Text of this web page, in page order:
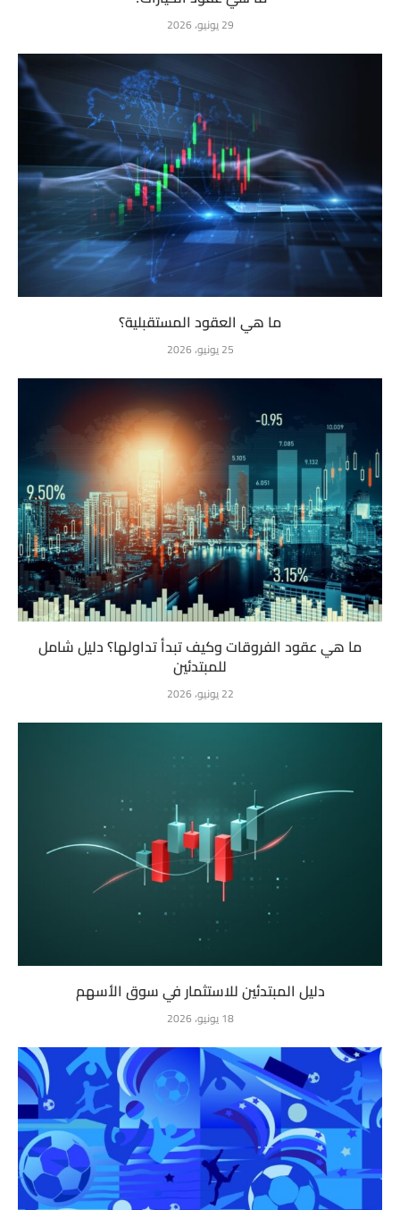
29 يونيو، 2026
ما هي العقود المستقبلية؟
25 يونيو، 2026
ما هي عقود الفروقات وكيف تبدأ تداولها؟ دليل شامل
للمبتدئين
22 يونيو، 2026
دليل المبتدئين للاستثمار في سوق الأسهم
18 يونيو، 2026